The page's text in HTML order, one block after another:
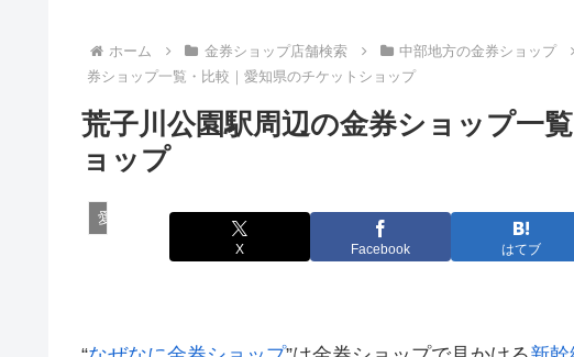
ホーム 金券ショップ店舗検索 中部地方の金券ショップ
券ショップ一覧・比較｜愛知県のチケットショップ
荒子川公園駅周辺の金券ショップ一
ョップ
愛知県の金券ショップ
X Facebook はてブ